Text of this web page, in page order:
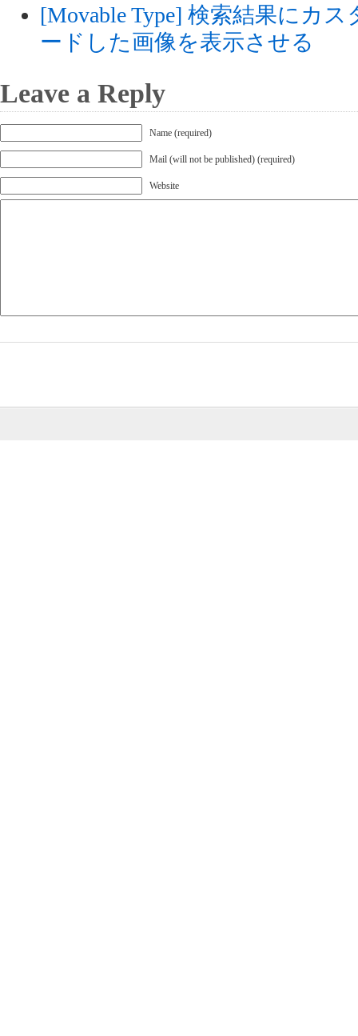
[Movable Type] 検索結果にカ
ードした画像を表示させる
Leave a Reply
Name (required)
Mail (will not be published) (required)
Website